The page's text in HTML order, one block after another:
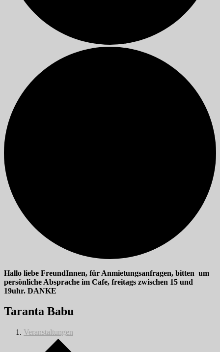
Hallo liebe FreundInnen, für Anmietungsanfragen, bitten um
persönliche Absprache im Cafe, freitags zwischen 15 und
19uhr. DANKE
Taranta Babu
Veranstaltungen